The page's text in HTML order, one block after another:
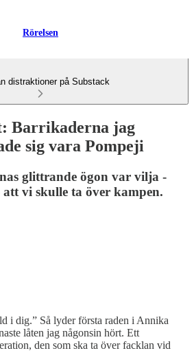
Rörelsen
distraktioner på Substack
Barrikaderna jag
sig vara Pompeji
glittrande ögon var vilja -
vi skulle ta över kampen.
i dig.” Så lyder första raden i Annika
låten jag någonsin hört. Ett
den som ska ta över facklan vid